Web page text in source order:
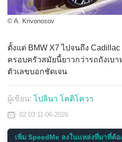
© A. Krivonosov
ตั้งแต่ BMW X7 ไปจนถึง
ครอบครัวสมัยนี้ยาวกว่ารถถังเบ
ตัวเลขบอกชัดเจน
ผู้เขียน: โปลินา โคติโควา
02:03 11-06-2026
เพิ่ม SpeedMe ลงในแหล่งที่มาที่ต้